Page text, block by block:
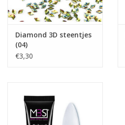
Diamond 3D steentjes
(04)
€3,30